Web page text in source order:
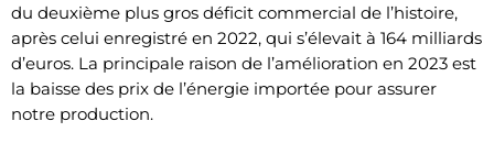
du deuxième plus gros déficit commercial de l’histoire,
après celui enregistré en 2022, qui s’élevait à 164 milliards
d’euros. La principale raison de l’amélioration en 2023 est
la baisse des prix de l’énergie importée pour assurer
notre production.